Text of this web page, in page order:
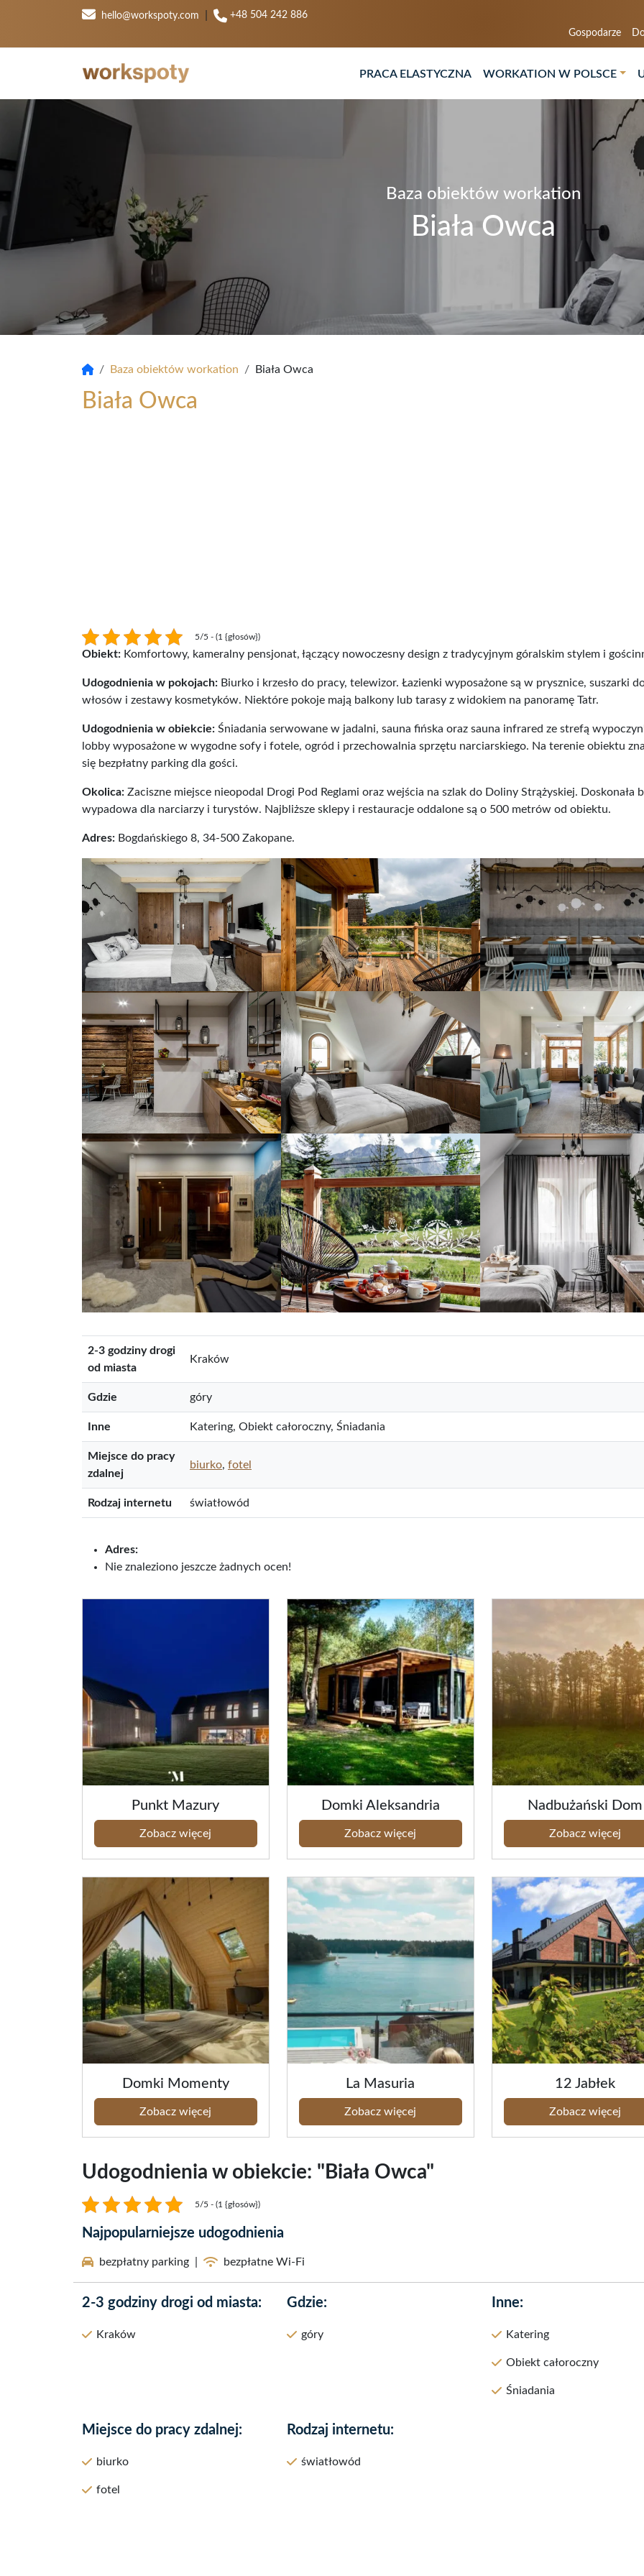
hello@workspoty.com
+48 504 242 886
Gospodarze
PRACA ELASTYCZNA WORKATION W POLSCE
Baza obiektów workation
Biała Owca
Baza obiektów workation Biała Owca
Biała Owca
5/5 - (1 {głosów})
Obiekt: Komfortowy, kameralny pensjonat, łączący nowoczesny design z tradycyjnym góralskim stylem i
Udogodnienia w pokojach: Biurko i krzesło do pracy, telewizor. Łazienki wyposażone są w prysznice, suszarki
włosów i zestawy kosmetyków. Niektóre pokoje mają balkony lub tarasy z widokiem na panoramę Tatr.
Udogodnienia w obiekcie: Śniadania serwowane w jadalni, sauna fińska oraz sauna infrared ze strefą
lobby wyposażone w wygodne sofy i fotele, ogród i przechowalnia sprzętu narciarskiego. Na terenie obiektu
się bezpłatny parking dla gości.
Okolica: Zaciszne miejsce nieopodal Drogi Pod Reglami oraz wejścia na szlak do Doliny Strążyskiej. Doskonała
wypadowa dla narciarzy i turystów. Najbliższe sklepy i restauracje oddalone są o 500 metrów od obiektu.
Adres: Bogdańskiego 8, 34-500 Zakopane.
2-3 godziny drogi
od miasta
Kraków
Gdzie góry
Inne Katering, Obiekt całoroczny, Śniadania
Miejsce do pracy
zdalnej
biurko, fotel
Rodzaj internetu światłowód
Adres:
Nie znaleziono jeszcze żadnych ocen!
Punkt Mazury
Zobacz więcej
Domki Aleksandria
Zobacz więcej
Nadbużański Dom
Zobacz więcej
Domki Momenty
Zobacz więcej
La Masuria
Zobacz więcej
12 Jabłek
Zobacz więcej
Udogodnienia w obiekcie: "Biała Owca"
5/5 - (1 {głosów})
Najpopularniejsze udogodnienia
bezpłatny parking bezpłatne Wi-Fi
2-3 godziny drogi od miasta:
Kraków
Gdzie:
góry
Inne:
Katering
Obiekt całoroczny
Śniadania
Miejsce do pracy zdalnej:
biurko
fotel
Rodzaj internetu:
światłowód